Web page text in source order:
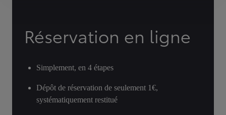
Réservation en ligne
Simplement, en 4 étapes
Dépôt de réservation de seulement 1€,
systématiquement restitué